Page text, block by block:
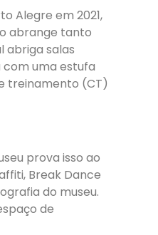
Alegre em 2021,
abrange tanto
abriga salas
com uma estufa
treinamento (CT)
prova isso ao
Break Dance
do museu.
de